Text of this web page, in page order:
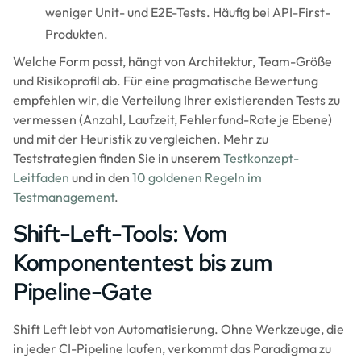
weniger Unit- und E2E-Tests. Häufig bei API-First-
Produkten.
Welche Form passt, hängt von Architektur, Team-Größe
und Risikoprofil ab. Für eine pragmatische Bewertung
empfehlen wir, die Verteilung Ihrer existierenden Tests zu
vermessen (Anzahl, Laufzeit, Fehlerfund-Rate je Ebene)
und mit der Heuristik zu vergleichen. Mehr zu
Teststrategien finden Sie in unserem Testkonzept-
Leitfaden und in den 10 goldenen Regeln im
Testmanagement.
Shift-Left-Tools: Vom
Komponententest bis zum
Pipeline-Gate
Shift Left lebt von Automatisierung. Ohne Werkzeuge, die
in jeder CI-Pipeline laufen, verkommt das Paradigma zu